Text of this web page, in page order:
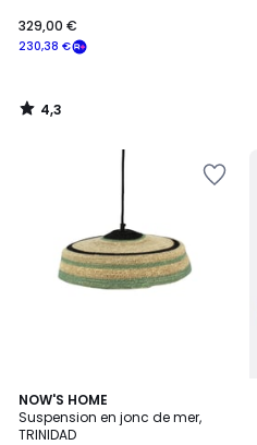
230,38 €
329,00 €
4,3
/
NOW'S HOME
Suspension en jonc de mer,
TRINIDAD